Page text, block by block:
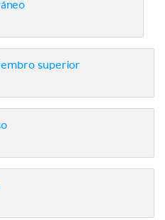
superior